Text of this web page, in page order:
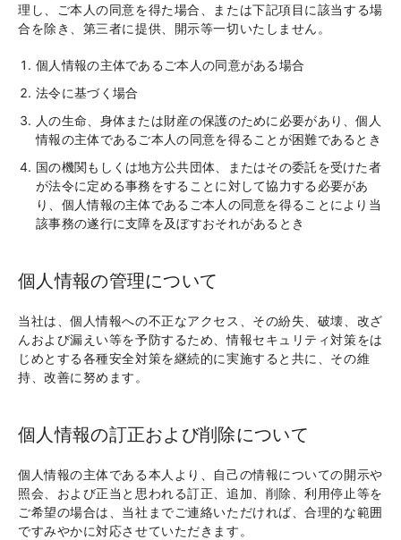
理し、ご本人の同意を得た場合、または下記項目に該当する場
合を除き、第三者に提供、開示等一切いたしません。
個人情報の主体であるご本人の同意がある場合
法令に基づく場合
人の生命、身体または財産の保護のために必要があり、個人
情報の主体であるご本人の同意を得ることが困難であるとき
国の機関もしくは地方公共団体、またはその委託を受けた者
が法令に定める事務をすることに対して協力する必要があ
り、個人情報の主体であるご本人の同意を得ることにより当
該事務の遂行に支障を及ぼすおそれがあるとき
個人情報の管理について
当社は、個人情報への不正なアクセス、その紛失、破壊、改ざ
んおよび漏えい等を予防するため、情報セキュリティ対策をは
じめとする各種安全対策を継続的に実施すると共に、その維
持、改善に努めます。
個人情報の訂正および削除について
個人情報の主体である本人より、自己の情報についての開示や
照会、および正当と思われる訂正、追加、削除、利用停止等を
ご希望の場合は、当社までご連絡いただければ、合理的な範囲
ですみやかに対応させていただきます。